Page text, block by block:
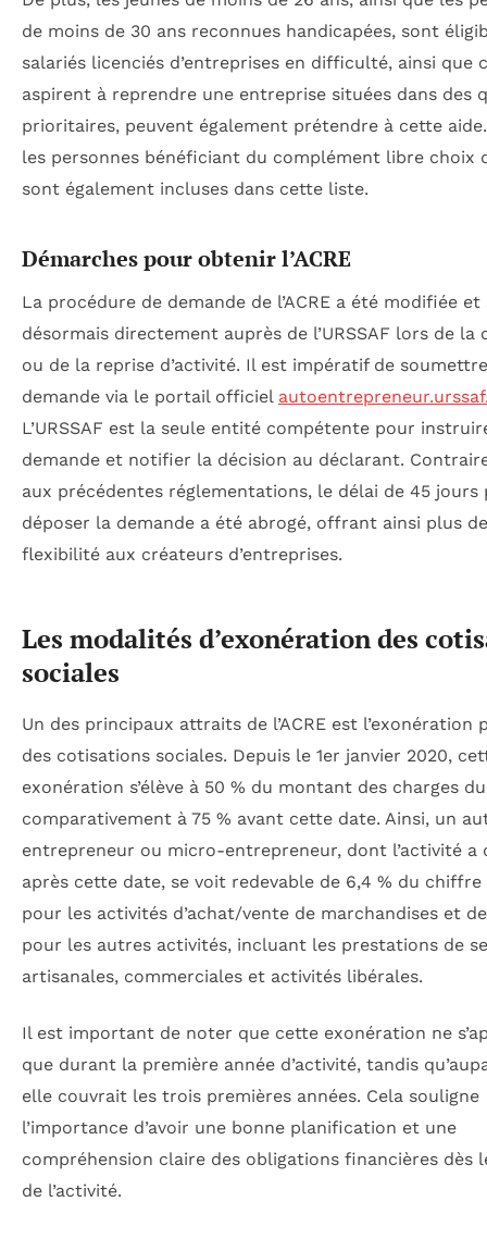
de moins de 30 ans reconnues handicapées, sont
salariés licenciés d’entreprises en difficulté, ainsi que
aspirent à reprendre une entreprise situées dans des
prioritaires, peuvent également prétendre à cette
les personnes bénéficiant du complément libre choix
sont également incluses dans cette liste.
Démarches pour obtenir l’ACRE
La procédure de demande de l’ACRE a été modifiée
désormais directement auprès de l’URSSAF lors de la
ou de la reprise d’activité. Il est impératif de
demande via le portail officiel
L’URSSAF est la seule entité compétente pour
demande et notifier la décision au déclarant.
aux précédentes réglementations, le délai de 45 jours
déposer la demande a été abrogé, offrant ainsi plus de
flexibilité aux créateurs d’entreprises.
Les modalités d’exonération des
sociales
Un des principaux attraits de l’ACRE est l’exonération
des cotisations sociales. Depuis le 1er janvier 2020,
exonération s’élève à 50 % du montant des charges
comparativement à 75 % avant cette date. Ainsi, un
entrepreneur ou micro-entrepreneur, dont l’activité a
après cette date, se voit redevable de 6,4 % du chiffre
pour les activités d’achat/vente de marchandises et de
pour les autres activités, incluant les prestations de
artisanales, commerciales et activités libérales.
Il est important de noter que cette exonération ne
que durant la première année d’activité, tandis
elle couvrait les trois premières années. Cela souligne
l’importance d’avoir une bonne planification et une
compréhension claire des obligations financières dès
de l’activité.